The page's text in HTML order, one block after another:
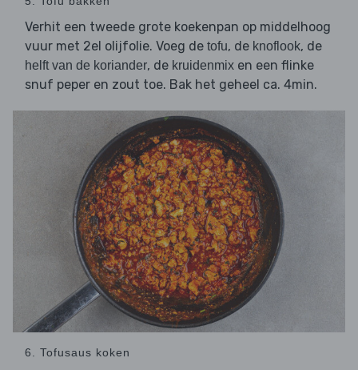
Verhit een tweede grote koekenpan op middelhoog
vuur met 2el olijfolie. Voeg de tofu, de knoflook, de
helft van de koriander, de kruidenmix en een flinke
snuf peper en zout toe. Bak het geheel ca. 4min.
6. Tofusaus koken